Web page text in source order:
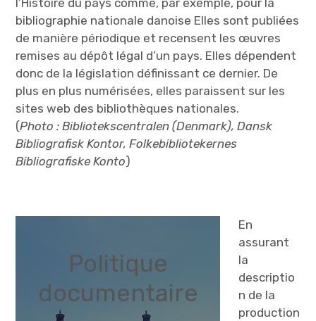
l’Histoire du pays comme, par exemple, pour la
bibliographie nationale danoise Elles sont publiées
de manière périodique et recensent les œuvres
remises au dépôt légal d’un pays. Elles dépendent
donc de la législation définissant ce dernier. De
plus en plus numérisées, elles paraissent sur les
sites web des bibliothèques nationales.
(Photo : Bibliotekscentralen (Denmark), Dansk
Bibliografisk Kontor, Folkebibliotekernes
Bibliografiske Konto)
Politique
documentaire
En
assurant
la
descriptio
n de la
production